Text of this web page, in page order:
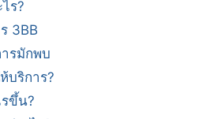
ร?
3BB
รมักพบ
บริการ?
รขึ้น?